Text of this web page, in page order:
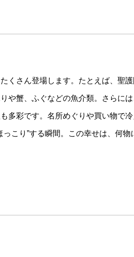
くさん登場します。たとえば、聖
や蟹、ふぐなどの魚介類。さらに
多彩です。名所めぐりや買い物で
こり”する瞬間。この幸せは、何物